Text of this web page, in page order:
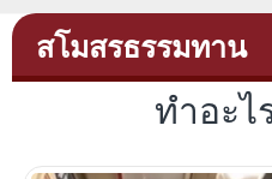
สโมสรธรรมทาน
ทำอะไ